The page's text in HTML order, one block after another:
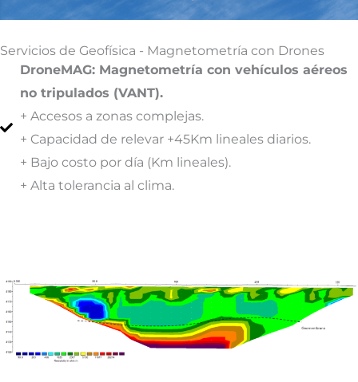
Servicios de Geofísica - Magnetometría con Drones
DroneMAG: Magnetometría con vehículos aéreos
no tripulados (VANT).
+ Accesos a zonas complejas.
+ Capacidad de relevar +45Km lineales diarios.
+ Bajo costo por día (Km lineales).
+ Alta tolerancia al clima.